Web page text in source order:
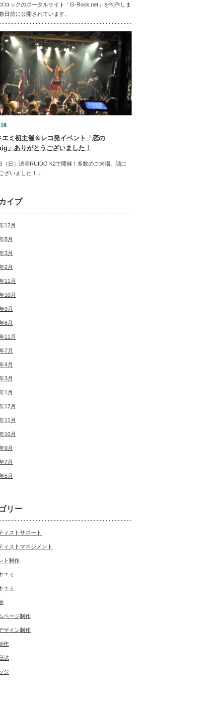
ロックのポータルサイト「G-Rock.net」を制作しま
日前に公開されています。
エミ初主催＆レコ発イベント「恋の
」ありがとうございました！
（日）渋谷RUIDO K2で開催！多数のご来場、誠に
ざいました！...
イブ
12月
8月
3月
2月
11月
10月
9月
6月
11月
7月
4月
3月
1月
12月
11月
10月
9月
7月
5月
リー
ィストサポート
ィストマネジメント
ト制作
エミ
エミ
ページ制作
ザイン制作
作
誌
ジ